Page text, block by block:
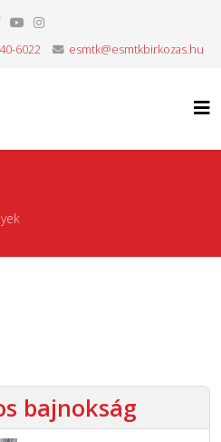
6022 esmtk@esmtkbirkozas.hu
bajnokság